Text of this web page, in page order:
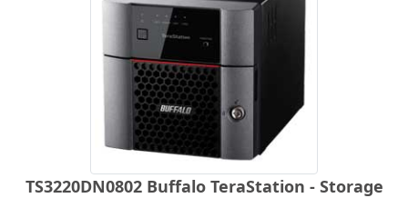
TS3220DN0802 Buffalo TeraStation - Storage